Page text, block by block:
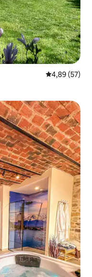
Évaluation
4,89 (57)
appréciés